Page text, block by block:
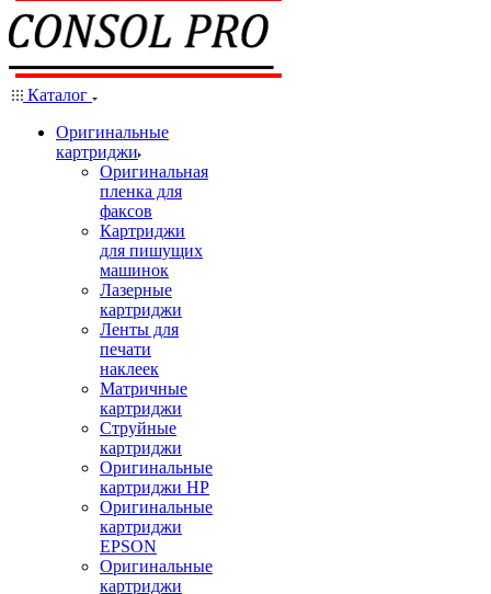
Каталог
Оригинальные
картриджи
Оригинальная
пленка для
факсов
Картриджи
для пишущих
машинок
Лазерные
картриджи
Ленты для
печати
наклеек
Матричные
картриджи
Струйные
картриджи
Оригинальные
картриджи HP
Оригинальные
картриджи
EPSON
Оригинальные
картриджи